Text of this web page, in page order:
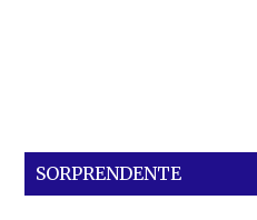
SORPRENDENTE